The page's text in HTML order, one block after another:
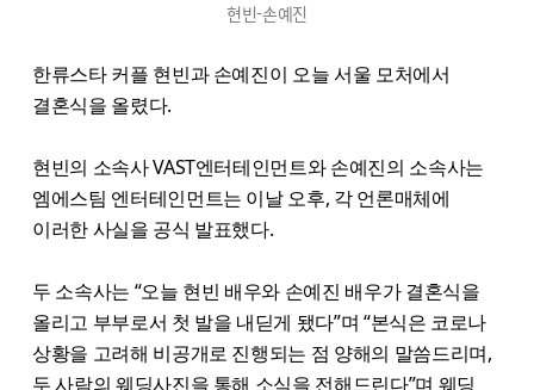
현빈-손예진
한류스타 커플 현빈과 손예진이 오늘 서울 모처에서
결혼식을 올렸다.
현빈의 소속사 VAST엔터테인먼트와 손예진의 소속사는
엠에스팀 엔터테인먼트는 이날 오후, 각 언론매체에
이러한 사실을 공식 발표했다.
두 소속사는 “오늘 현빈 배우와 손예진 배우가 결혼식을
올리고 부부로서 첫 발을 내딛게 됐다”며 “본식은 코로나
상황을 고려해 비공개로 진행되는 점 양해의 말씀드리며,
두 사람의 웨딩사진을 통해 소식을 전해드린다”며 웨딩